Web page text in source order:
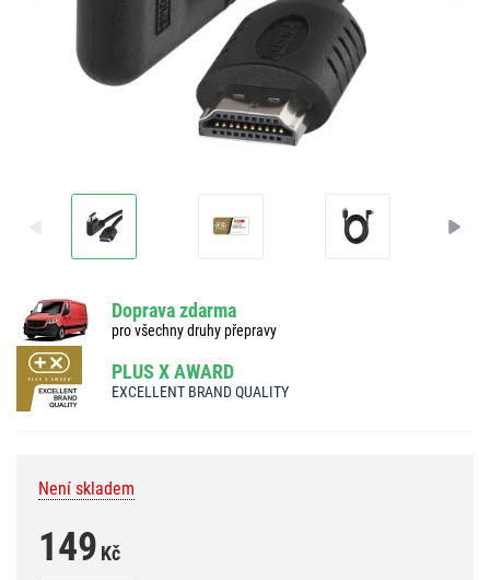
Doprava zdarma
pro všechny druhy přepravy
PLUS X AWARD
EXCELLENT BRAND QUALITY
Není skladem
149 Kč